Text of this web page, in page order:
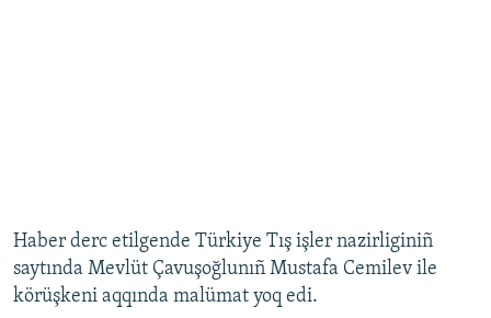
Haber derc etilgende Türkiye Tış işler nazirliginiñ
saytında Mevlüt Çavuşoğlunıñ Mustafa Cemilev ile
körüşkeni aqqında malümat yoq edi.